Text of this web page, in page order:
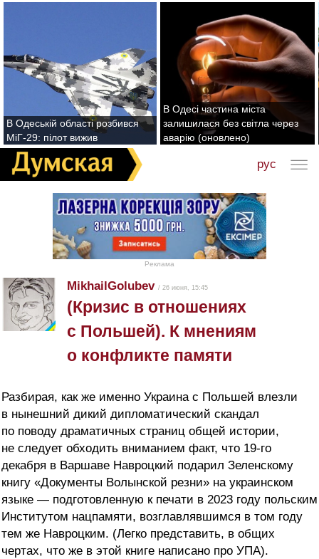
В Одеській області розбився
МіГ-29: пілот вижив
В Одесі частина міста
залишилася без світла через
аварію (оновлено)
рус
Реклама
MikhailGolubev / 26 июня, 15:45
(Кризис в отношениях
с Польшей). К мнениям
о конфликте памяти
Разбирая, как же именно Украина с Польшей влезли
в нынешний дикий дипломатический скандал
по поводу драматичных страниц общей истории,
не следует обходить вниманием факт, что 19-го
декабря в Варшаве Навроцкий подарил Зеленскому
книгу «Документы Волынской резни» на украинском
языке — подготовленную к печати в 2023 году польским
Институтом нацпамяти, возглавлявшимся в том году
тем же Навроцким. (Легко представить, в общих
чертах, что же в этой книге написано про УПА).